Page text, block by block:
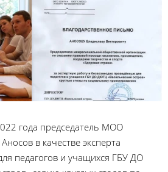
года председатель МОО
в качестве эксперта
педагогов и учащихся ГБУ ДО